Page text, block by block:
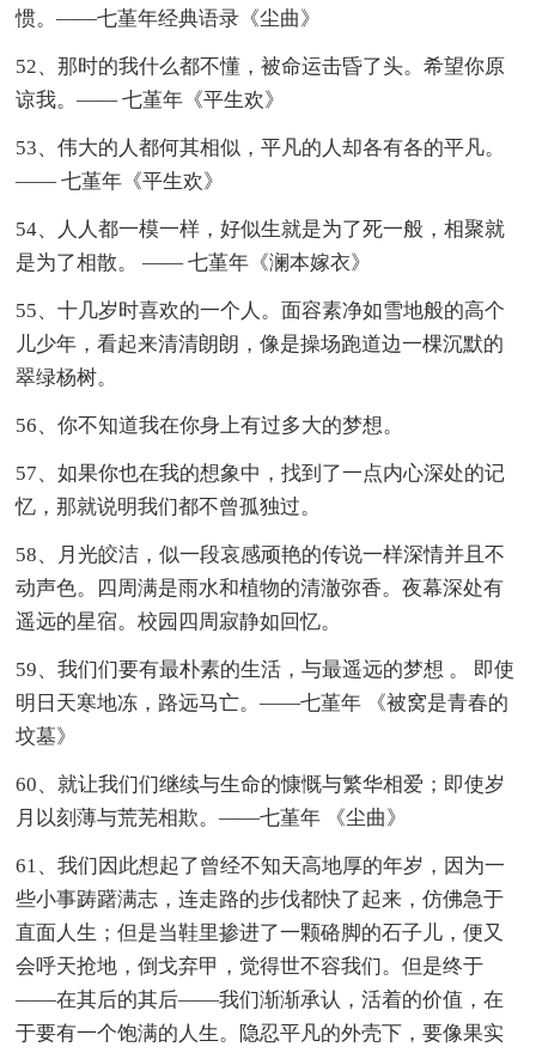
惯。——七堇年经典语录《尘曲》
52、那时的我什么都不懂，被命运击昏了头。希望你原
谅我。—— 七堇年《平生欢》
53、伟大的人都何其相似，平凡的人却各有各的平凡。
—— 七堇年《平生欢》
54、人人都一模一样，好似生就是为了死一般，相聚就
是为了相散。 —— 七堇年《澜本嫁衣》
55、十几岁时喜欢的一个人。面容素净如雪地般的高个
儿少年，看起来清清朗朗，像是操场跑道边一棵沉默的
翠绿杨树。
56、你不知道我在你身上有过多大的梦想。
57、如果你也在我的想象中，找到了一点内心深处的记
忆，那就说明我们都不曾孤独过。
58、月光皎洁，似一段哀感顽艳的传说一样深情并且不
动声色。四周满是雨水和植物的清澈弥香。夜幕深处有
遥远的星宿。校园四周寂静如回忆。
59、我们们要有最朴素的生活，与最遥远的梦想 。 即使
明日天寒地冻，路远马亡。——七堇年 《被窝是青春的
坟墓》
60、就让我们们继续与生命的慷慨与繁华相爱；即使岁
月以刻薄与荒芜相欺。——七堇年 《尘曲》
61、我们因此想起了曾经不知天高地厚的年岁，因为一
些小事踌躇满志，连走路的步伐都快了起来，仿佛急于
直面人生；但是当鞋里掺进了一颗硌脚的石子儿，便又
会呼天抢地，倒戈弃甲，觉得世不容我们。但是终于
——在其后的其后——我们渐渐承认，活着的价值，在
于要有一个饱满的人生。隐忍平凡的外壳下，要像果实